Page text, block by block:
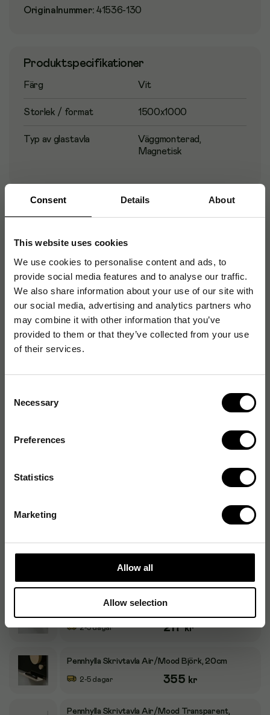
Consent Details About
This website uses cookies
We use cookies to personalise content and ads, to
provide social media features and to analyse our traffic.
We also share information about your use of our site with
our social media, advertising and analytics partners who
may combine it with other information that you’ve
provided to them or that they’ve collected from your use
of their services.
Selection
Necessary
Preferences
Statistics
Marketing
Allow all
Allow selection
Originalnummer: 41536-130
Produktspecifikationer
Färg Vit
Storlek / format 1500x1000
Typ av glastavla
Väggmonterad,
Magnetisk
Tillbehör
Whiteboard- & Blackboardpenna MARVY Vit,
1-2 dagar 79kr
Whiteboard- & Blackboardpenna MARVY
Fluorescerande, rund, 6/fp
1-2 dagar 132kr
Förvaringsbox Lintex Mood, vit glas/svart
Förvaringsbox Lintex Air Pocket Sudd & Pennor,
Förvaringsbox Lintex Air Pocket Sudd & Pennor,
Startkit Lintex Skrivtavla Kork, magnetiskt
2-5 dagar 217kr
Pennhylla Skrivtavla Air/Mood Björk, 20cm
2-5 dagar 355 kr
Pennhylla Skrivtavla Air/Mood Transparent,